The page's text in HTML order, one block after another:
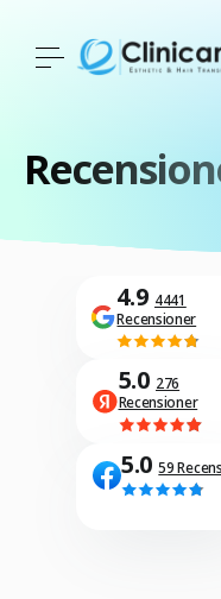
4.9 4441
Recensioner
5.0 276
Recensioner
5.0 59